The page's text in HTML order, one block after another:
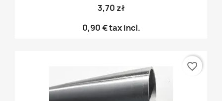
3,70 zł
0,90 €tax incl.
favorite_border